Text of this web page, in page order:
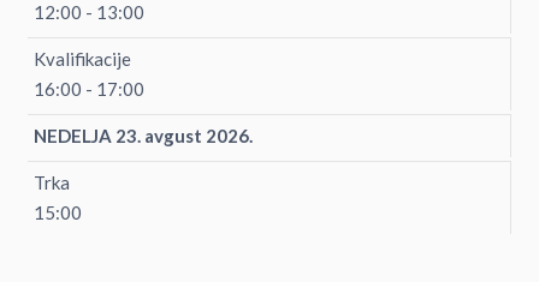
12:00 - 13:00
Kvalifikacije
16:00 - 17:00
NEDELJA 23. avgust 2026.
Trka
15:00